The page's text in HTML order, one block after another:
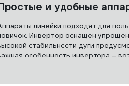
и удобные
линейки подходят для
Инвертор оснащен
стабильности дуги
особенность инвертора –